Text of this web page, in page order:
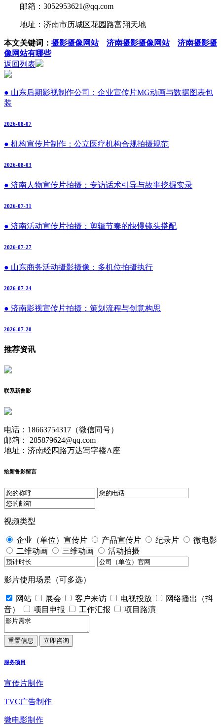
邮箱：3052953621@qq.com
地址：济南市历城区花园路富翔天地
本文关键词： 摄影摄像网站 济南摄影摄像网站
济南摄影摄
像网站有哪些
返回列表
● 山东后期影视制作公司：企业宣传片MG动画与数据图表包
装
2026-08-07
● 机构宣传片制作：公立医疗机构合规拍摄规范
2026-08-03
● 济南人物宣传片拍摄：专访话术引导与故事挖掘实录
2026-07-31
● 济南活动宣传片拍摄：剪辑节奏的快慢镜头搭配
2026-07-27
● 山东商务活动摄影摄像：多机位拍摄执行
2026-07-24
● 济南影视宣传片拍摄：策划流程与创意构思
2026-07-20
推荐资讯
联系新鲁影
电话：18663754317（微信同号）
邮箱： 285879624@qq.com
地址：济南经四路万达写字楼A座
给新鲁影留言
视频类型
企业（单位）宣传片 产品宣传片 纪录片
微电影
二维动画
三维动画 活动拍摄
影片使用场景（可多选）
网站 展会 客户来访 电视投放
网络播出（抖
音）
项目申报 工作汇报 项目路演
服务项目
宣传片制作
TVC广告制作
微电影制作